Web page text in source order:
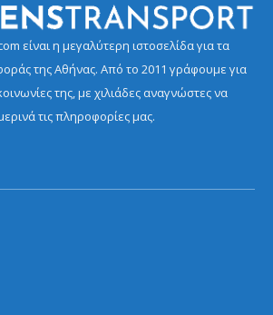
είναι η μεγαλύτερη ιστοσελίδα για τα
της Αθήνας. Από το 2011 γράφουμε για
της, με χιλιάδες αναγνώστες να
τις πληροφορίες μας.